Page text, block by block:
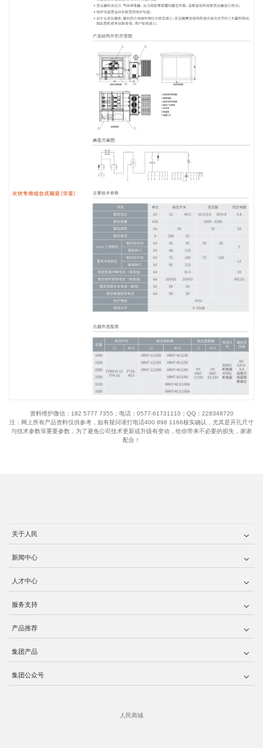
资料维护微信：182 5777 7355；电话：0577-61731110；QQ：228348720
注：网上所有产品资料仅供参考，如有疑问请打电话400 898 1166核实确认，尤其是开孔尺寸
与技术参数等重要参数，为了避免公司技术更新或升级有变动，给你带来不必要的损失，谢谢
配合！
关于人民
新闻中心
人才中心
服务支持
产品推荐
集团产品
集团公众号
人民商城